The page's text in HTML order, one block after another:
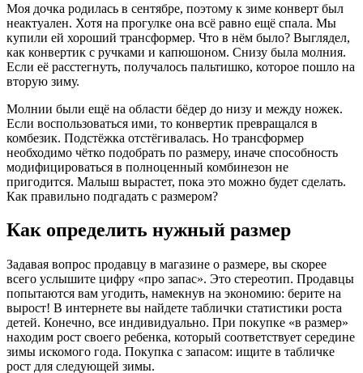
Моя дочка родилась в сентябре, поэтому к зиме конверт был
неактуален. Хотя на прогулке она всё равно ещё спала. Мы
купили ей хороший трансформер. Что в нём было? Выглядел,
как конвертик с ручками и капюшоном. Снизу была молния.
Если её расстегнуть, получалось пальтишко, которое пошло на
вторую зиму.
Молнии были ещё на области бёдер до низу и между ножек.
Если воспользоваться ими, то конвертик превращался в
комбезик. Подстёжка отстёгивалась. Но трансформер
необходимо чётко подобрать по размеру, иначе способность
модифицироваться в полноценный комбинезон не
пригодится. Малыш вырастет, пока это можно будет сделать.
Как правильно подгадать с размером?
Как определить нужный размер
Задавая вопрос продавцу в магазине о размере, вы скорее
всего услышите цифру «про запас». Это стереотип. Продавцы
попытаются вам угодить, намекнув на экономию: берите на
вырост! В интернете вы найдете таблички статистики роста
детей. Конечно, все индивидуально. При покупке «в размер»
находим рост своего ребенка, который соответствует середине
зимы искомого года. Покупка с запасом: ищите в табличке
рост для следующей зимы.